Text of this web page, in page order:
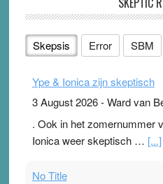
Skepsis Error SBM
Ype & Ionica zijn skeptisch
3 August 2026-Ward van
. Ook in het zomernummer
Ionica weer skeptisch … [...]
No Title